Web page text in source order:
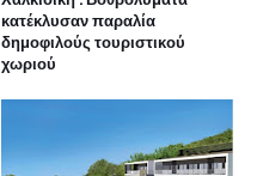
κατέκλυσαν παραλία
δημοφιλούς τουριστικού
χωριού